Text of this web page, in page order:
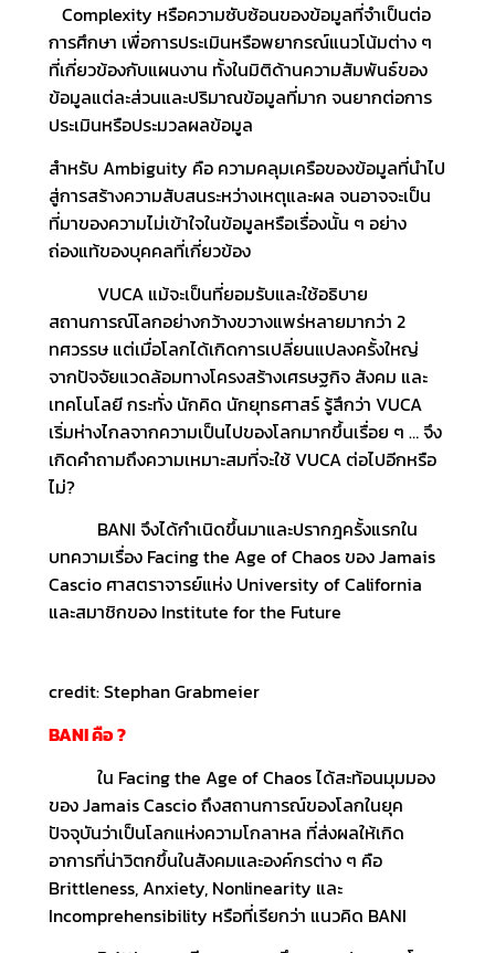
Complexity หรือความซับซ้อนของข้อมูลที่จำเป็นต่อ
การศึกษา เพื่อการประเมินหรือพยากรณ์แนวโน้มต่าง ๆ
ที่เกี่ยวข้องกับแผนงาน ทั้งในมิติด้านความสัมพันธ์ของ
ข้อมูลแต่ละส่วนและปริมาณข้อมูลที่มาก จนยากต่อการ
ประเมินหรือประมวลผลข้อมูล
สำหรับ Ambiguity คือ ความคลุมเครือของข้อมูลที่นำไป
สู่การสร้างความสับสนระหว่างเหตุและผล จนอาจจะเป็น
ที่มาของความไม่เข้าใจในข้อมูลหรือเรื่องนั้น ๆ อย่าง
ถ่องแท้ของบุคคลที่เกี่ยวข้อง
VUCA แม้จะเป็นที่ยอมรับและใช้อธิบาย
สถานการณ์โลกอย่างกว้างขวางแพร่หลายมากว่า 2
ทศวรรษ แต่เมื่อโลกได้เกิดการเปลี่ยนแปลงครั้งใหญ่
จากปัจจัยแวดล้อมทางโครงสร้างเศรษฐกิจ สังคม และ
เทคโนโลยี กระทั่ง นักคิด นักยุทธศาสร์ รู้สึกว่า VUCA
เริ่มห่างไกลจากความเป็นไปของโลกมากขึ้นเรื่อย ๆ … จึง
เกิดคำถามถึงความเหมาะสมที่จะใช้ VUCA ต่อไปอีกหรือ
ไม่?
BANI จึงได้กำเนิดขึ้นมาและปรากฎครั้งแรกใน
บทความเรื่อง Facing the Age of Chaos ของ Jamais
Cascio ศาสตราจารย์แห่ง University of California
และสมาชิกของ Institute for the Future
credit: Stephan Grabmeier
BANIคือ?
ใน Facing the Age of Chaos ได้สะท้อนมุมมอง
ของ Jamais Cascio ถึงสถานการณ์ของโลกในยุค
ปัจจุบันว่าเป็นโลกแห่งความโกลาหล ที่ส่งผลให้เกิด
อาการที่น่าวิตกขึ้นในสังคมและองค์กรต่าง ๆ คือ
Brittleness, Anxiety, Nonlinearity และ
Incomprehensibility หรือที่เรียกว่า แนวคิด BANI